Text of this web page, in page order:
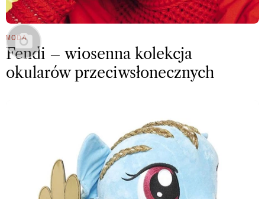
MODA
Fendi – wiosenna kolekcja
okularów przeciwsłonecznych